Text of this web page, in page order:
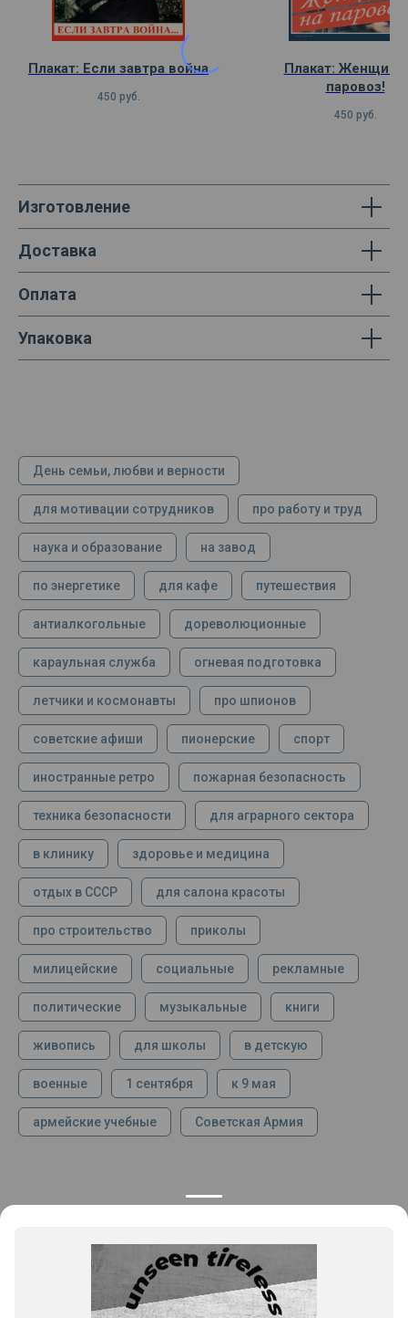
Плакат: Если завтра война
450 руб.
Плакат:
паровоз!
450 руб.
Изготовление
Доставка
Оплата
Упаковка
День семьи, любви и верности
для мотивации сотрудников про работу и труд
наука и образование на завод
по энергетике для кафе путешествия
антиалкогольные дореволюционные
караульная служба огневая подготовка
летчики и космонавты про шпионов
советские афиши пионерские спорт
иностранные ретро пожарная безопасность
техника безопасности для аграрного сектора
в клинику здоровье и медицина
отдых в СССР для салона красоты
про строительство приколы
милицейские социальные рекламные
политические музыкальные книги
живопись для школы в детскую
военные 1 сентября к 9 мая
армейские учебные Советская Армия
ПРОДУКЦИЯ
Каталог